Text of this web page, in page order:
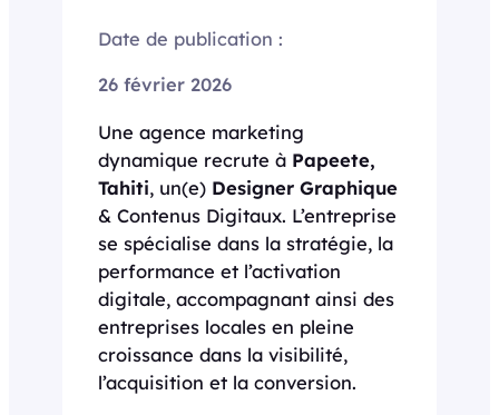
Date de publication :
26 février 2026
Une agence marketing
dynamique recrute à Papeete,
Tahiti, un(e) Designer Graphique
& Contenus Digitaux. L’entreprise
se spécialise dans la stratégie, la
performance et l’activation
digitale, accompagnant ainsi des
entreprises locales en pleine
croissance dans la visibilité,
l’acquisition et la conversion.